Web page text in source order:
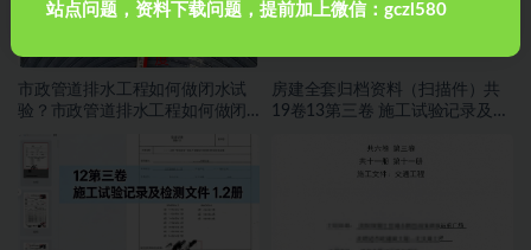
市政管道排水工程如何做闭水试
验？市政管道排水工程如何做闭
房建全套归档资料（扫描件）共
19卷13第三卷 施工试验记录及检
站点问题，资料下载问题，提前加上微信：gczl580